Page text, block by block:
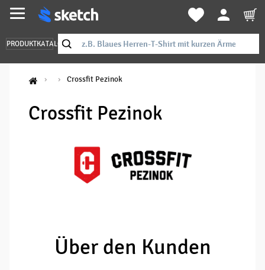
PRODUKTKATALOG
Crossfit Pezinok
Crossfit Pezinok
Über den Kunden